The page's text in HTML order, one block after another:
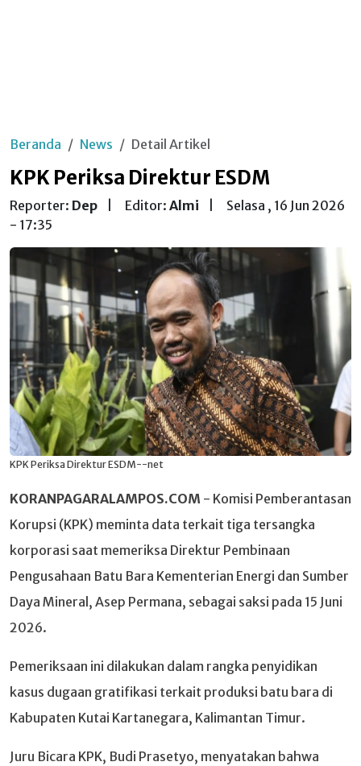
Beranda News Detail Artikel
KPK Periksa Direktur ESDM
Reporter: Dep Editor: Almi
Selasa , 16 Jun 2026
- 17:35
KPK Periksa Direktur ESDM--net
KORANPAGARALAMPOS.COM - Komisi Pemberantasan
Korupsi (KPK) meminta data terkait tiga tersangka
korporasi saat memeriksa Direktur Pembinaan
Pengusahaan Batu Bara Kementerian Energi dan Sumber
Daya Mineral, Asep Permana, sebagai saksi pada 15 Juni
2026.
Pemeriksaan ini dilakukan dalam rangka penyidikan
kasus dugaan gratifikasi terkait produksi batu bara di
Kabupaten Kutai Kartanegara, Kalimantan Timur.
Juru Bicara KPK, Budi Prasetyo, menyatakan bahwa